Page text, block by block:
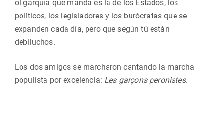
oligarquía que manda es la de los Estados, los
políticos, los legisladores y los burócratas que se
expanden cada día, pero que según tú están
debiluchos.
Los dos amigos se marcharon cantando la marcha
populista por excelencia: Les garçons peronistes.